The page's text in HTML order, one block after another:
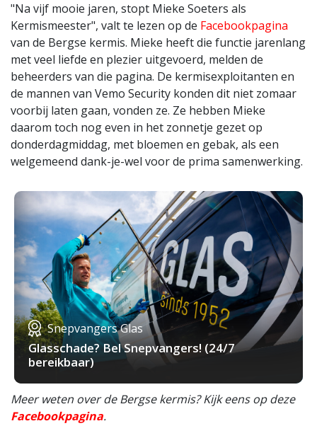
"Na vijf mooie jaren, stopt Mieke Soeters als
Kermismeester", valt te lezen op de Facebookpagina
van de Bergse kermis. Mieke heeft die functie jarenlang
met veel liefde en plezier uitgevoerd, melden de
beheerders van die pagina. De kermisexploitanten en
de mannen van Vemo Security konden dit niet zomaar
voorbij laten gaan, vonden ze. Ze hebben Mieke
daarom toch nog even in het zonnetje gezet op
donderdagmiddag, met bloemen en gebak, als een
welgemeend dank-je-wel voor de prima samenwerking.
Snepvangers Glas
Glasschade? Bel Snepvangers! (24/7
bereikbaar)
Meer weten over de Bergse kermis? Kijk eens op deze
Facebookpagina.